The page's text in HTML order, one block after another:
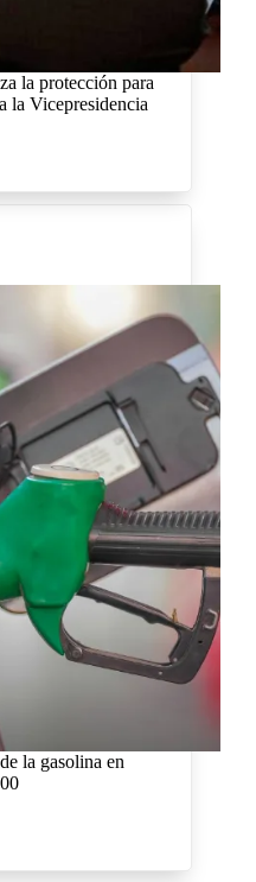
la protección para
la Vicepresidencia
la gasolina en